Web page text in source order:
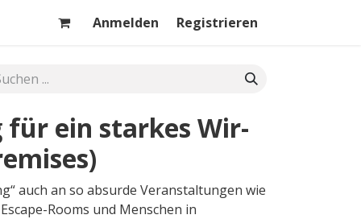
Anmelden Registrieren
ein starkes Wir-
auch an so absurde Veranstaltungen wie
Rooms und Menschen in